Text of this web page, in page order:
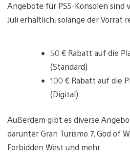
Angebote für PS5-Konsolen sind
Juli erhältlich, solange der Vorrat
50 € Rabatt auf die
(Standard)
100 € Rabatt auf die
(Digital)
Außerdem gibt es diverse
darunter Gran Turismo 7, God of
Forbidden West und mehr.